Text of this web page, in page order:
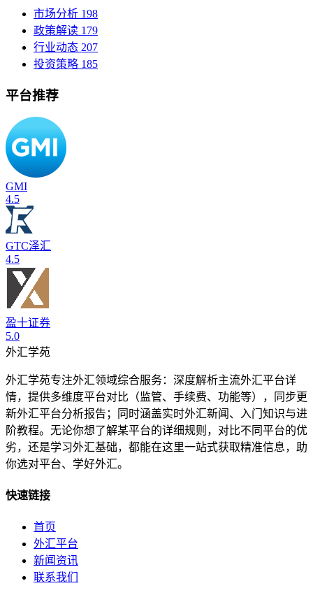
市场分析 198
政策解读 179
行业动态 207
投资策略 185
平台推荐
GMI
4.5
GTC泽汇
4.5
盈十证券
5.0
外汇学苑
外汇学苑专注外汇领域综合服务：深度解析主流外汇平台详
情，提供多维度平台对比（监管、手续费、功能等），同步更
新外汇平台分析报告；同时涵盖实时外汇新闻、入门知识与进
阶教程。无论你想了解某平台的详细规则，对比不同平台的优
劣，还是学习外汇基础，都能在这里一站式获取精准信息，助
你选对平台、学好外汇。
快速链接
首页
外汇平台
新闻资讯
联系我们